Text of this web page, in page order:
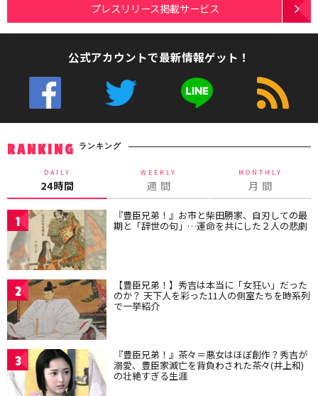
プレスリリース掲載サービス
公式アカウントで最新情報ゲット！
RANKING ランキング
DAILY
24時間
WEEKLY
週 間
MONTHLY
月 間
1 『豊臣兄弟！』お市と柴田勝家、自刃しての最
期と「辞世の句」…運命を共にした２人の悲劇
2 【豊臣兄弟！】秀吉は本当に「女狂い」だった
のか？ 天下人を彩った11人の側室たちを時系列
で一挙紹介
3 『豊臣兄弟！』茶々＝悪女はほぼ創作？秀吉が
溺愛、豊臣家滅亡を背負わされた茶々(井上和)
の壮絶すぎる生涯